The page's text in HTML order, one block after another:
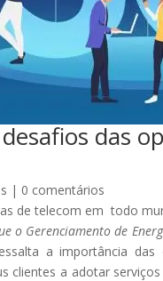
das
| 0 comentários
de telecom em todo
o Gerenciamento de
a importância
clientes a adotar